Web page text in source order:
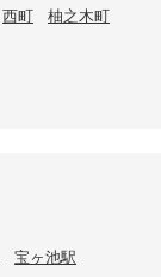
西町 柚之木町
宝ヶ池駅